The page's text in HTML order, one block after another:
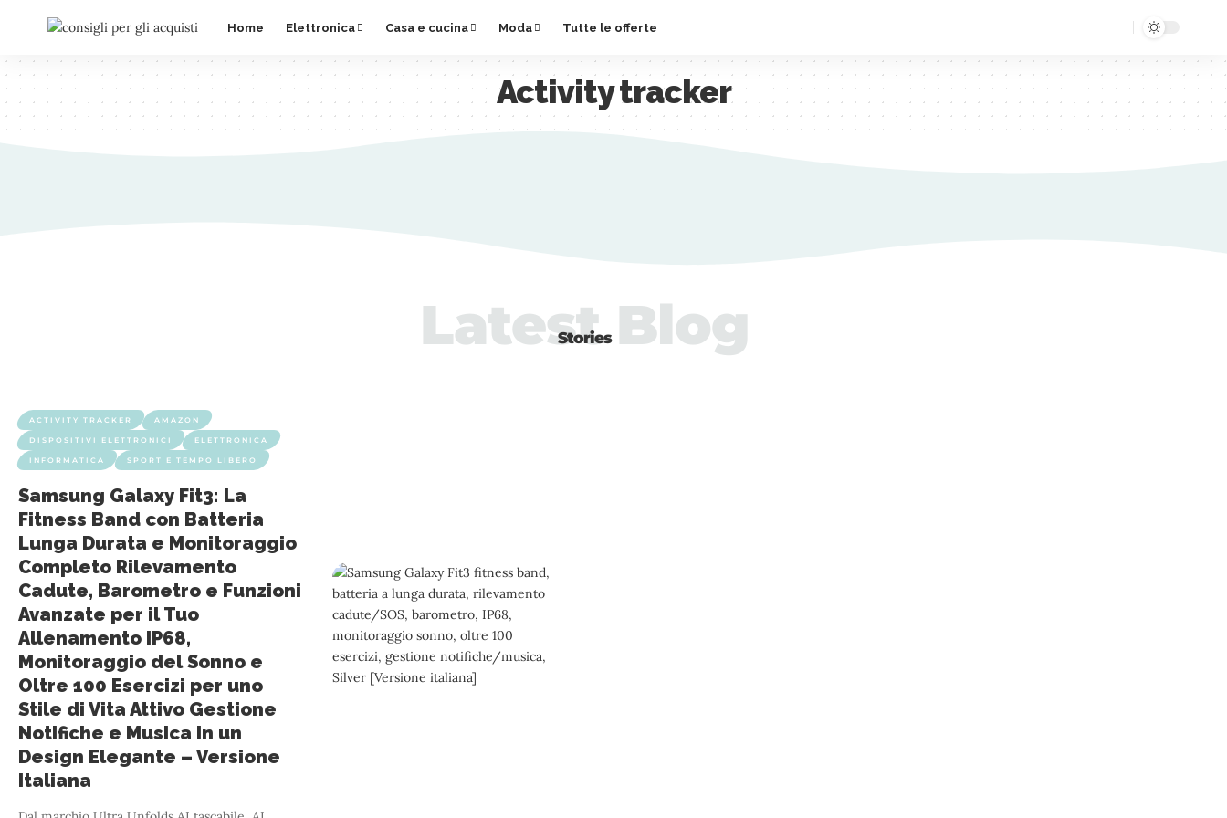
Home Elettronica Casa e cucina Moda Tutte le offerte
Activity tracker
Stories
Latest Blog
ACTIVITY TRACKER AMAZON
DISPOSITIVI ELETTRONICI ELETTRONICA
INFORMATICA SPORT E TEMPO LIBERO
Samsung Galaxy Fit3: La
Fitness Band con Batteria
Lunga Durata e Monitoraggio
Completo Rilevamento
Cadute, Barometro e Funzioni
Avanzate per il Tuo
Allenamento IP68,
Monitoraggio del Sonno e
Oltre 100 Esercizi per uno
Stile di Vita Attivo Gestione
Notifiche e Musica in un
Design Elegante – Versione
Italiana